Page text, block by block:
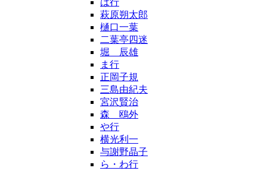
は行
萩原朔太郎
樋口一葉
二葉亭四迷
堀 辰雄
ま行
正岡子規
三島由紀夫
宮沢賢治
森 鴎外
や行
横光利一
与謝野晶子
ら・わ行